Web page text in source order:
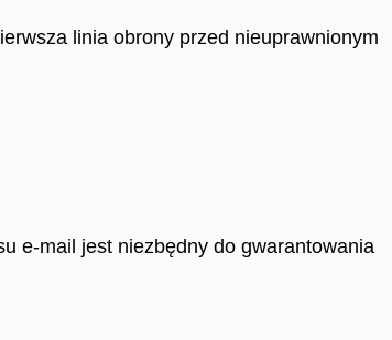
linia obrony przed nieuprawnionym
e-mail jest niezbędny do gwarantowania